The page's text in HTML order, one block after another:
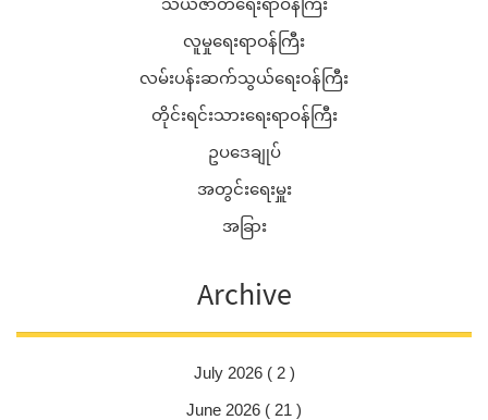
သယံဇာတရေးရာဝန်ကြီး
လူမှုရေးရာဝန်ကြီး
လမ်းပန်းဆက်သွယ်ရေးဝန်ကြီး
တိုင်းရင်းသားရေးရာဝန်ကြီး
ဥပဒေချုပ်
အတွင်းရေးမှူး
အခြား
Archive
July 2026 ( 2 )
June 2026 ( 21 )